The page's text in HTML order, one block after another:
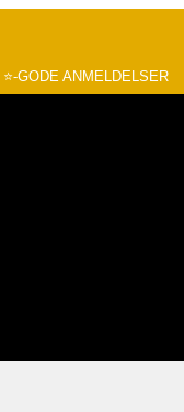
⭐-GODE ANMELDELSER